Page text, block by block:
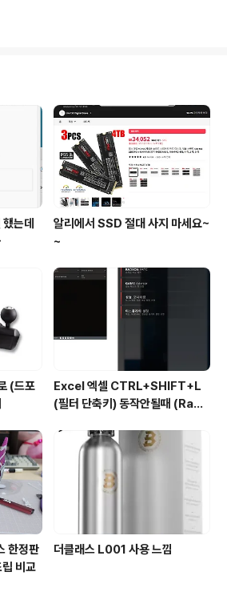
내자. 희비를 올시즌 들어서 한번도 못본거같
이다. 예상대로 공격력이 빈약하고 예상대로 강
만 맞았다. 슬슬 투수력 준비한건 맞는지 부터
지..
는데
알리에서 SSD 절대 사지 마세요~
~
(드포
Excel 엑셀 CTRL+SHIFT+L
(필터 단축키) 동작안될때 (Rade
한정판
비교
더클래스 L001 사용 느낌